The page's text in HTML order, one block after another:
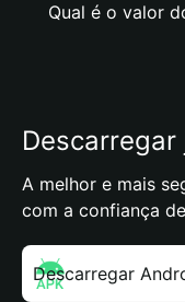
Qual é o valor
A melhor e mais
com a confiança
Descarregar